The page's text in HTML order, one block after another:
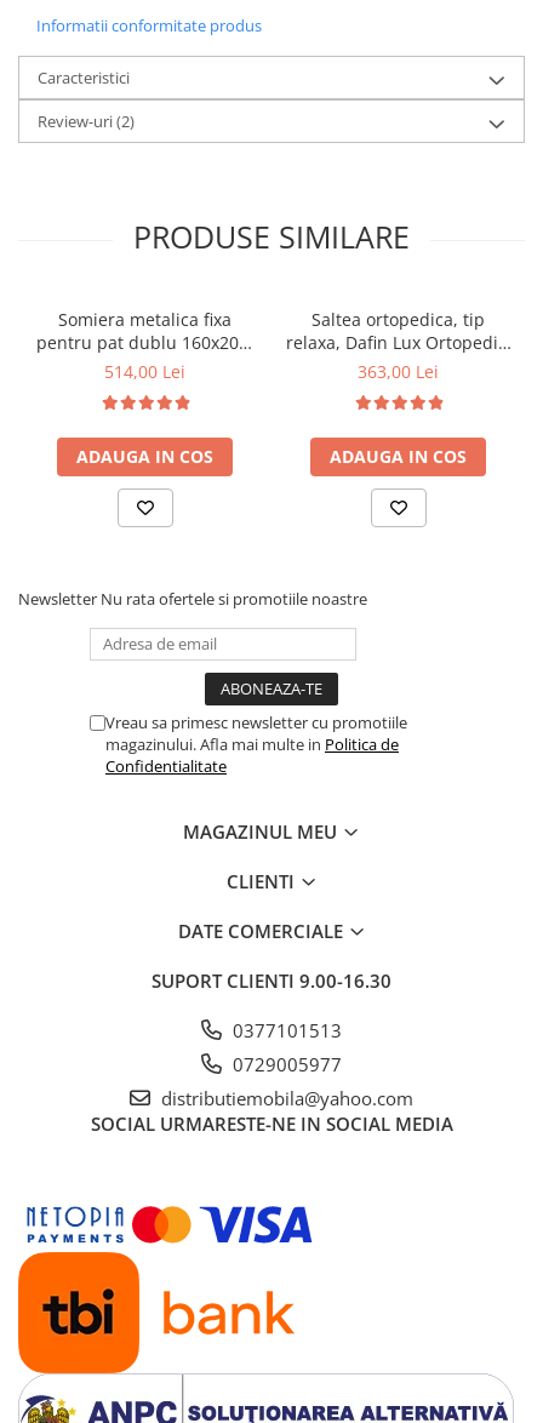
Informatii conformitate produs
Caracteristici
Review-uri(2)
PRODUSE SIMILARE
Somiera metalica fixa
pentru pat dublu 160x200,
6 picioare, 32 lamele lemn
saltea ferm, negru
514,00 Lei
ADAUGA IN COS
Saltea ortopedica, tip
relaxa, Dafin Lux Ortopedic,
90x200x21cm, fermitate
tip Bonell, fata vara-iarna,
sistem de aerisire cu
butoni, Salt Confort
363,00 Lei
ADAUGA IN COS
Newsletter Nu rata ofertele si promotiile noastre
Vreau sa primesc newsletter cu promotiile
magazinului. Afla mai multe in Politica de
Confidentialitate
MAGAZINUL MEU
CLIENTI
DATE COMERCIALE
SUPORT CLIENTI 9.00-16.30
0377101513
0729005977
distributiemobila@yahoo.com
SOCIAL URMARESTE-NE IN SOCIAL MEDIA